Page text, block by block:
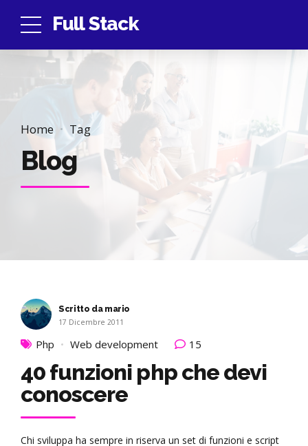
Full Stack
Home Tag
Blog
Scritto da mario
17 Dicembre 2011
Php Web development 15
40 funzioni php che devi
conoscere
Chi sviluppa ha sempre in riserva un set di funzioni e script